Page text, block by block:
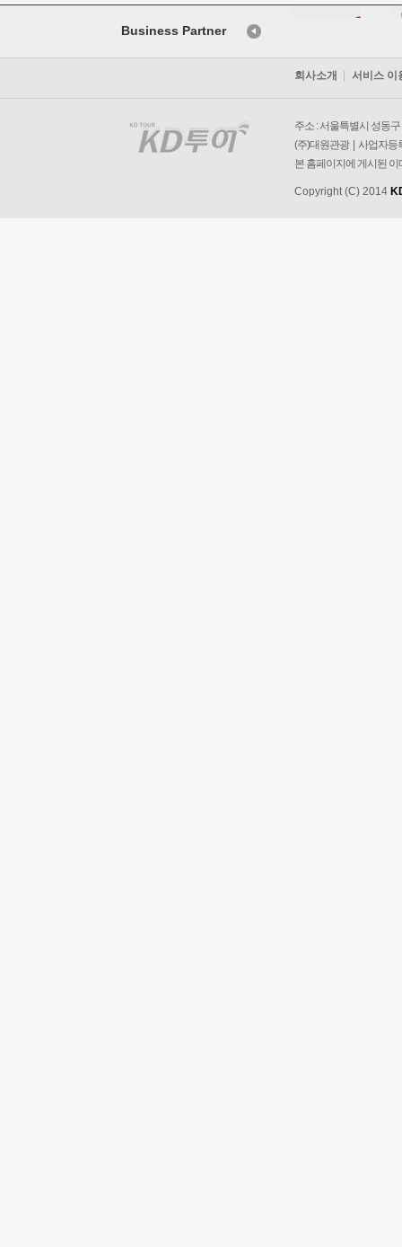
Business Partner
회사소개 서비스 이
주소 : 서울특별시 성동
(주)대원관광 | 사업자등
본 홈페이지에 게시된
Copyright (C) 2014